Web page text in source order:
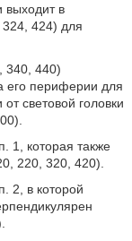
выходит в
324, 424) для
340, 440)
его периферии для
световой головки
1, которая также
220, 320, 420).
2, в которой